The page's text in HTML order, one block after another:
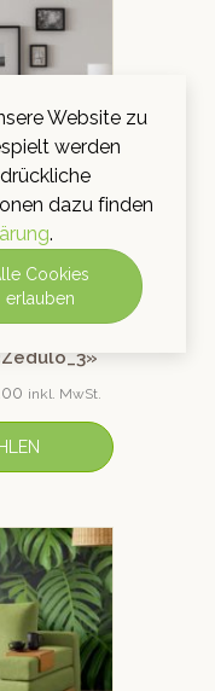
inkl. MwSt.
Website zu
werden
dazu finden
.
Cookies
erlauben